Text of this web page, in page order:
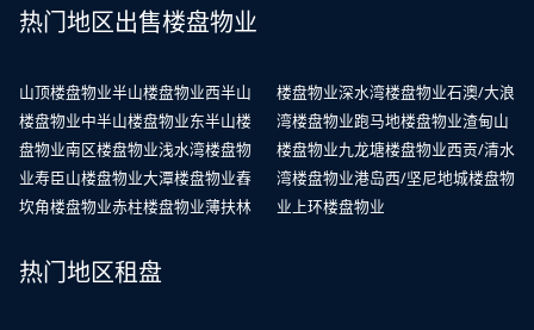
热门地区出售楼盘物业
山顶楼盘物业半山楼盘物业西半山
楼盘物业中半山楼盘物业东半山楼
盘物业南区楼盘物业浅水湾楼盘物
业寿臣山楼盘物业大潭楼盘物业舂
坎角楼盘物业赤柱楼盘物业薄扶林
楼盘物业深水湾楼盘物业石澳/大浪
湾楼盘物业跑马地楼盘物业渣甸山
楼盘物业九龙塘楼盘物业西贡/清水
湾楼盘物业港岛西/坚尼地城楼盘物
业 上环楼盘物业
热门地区租盘